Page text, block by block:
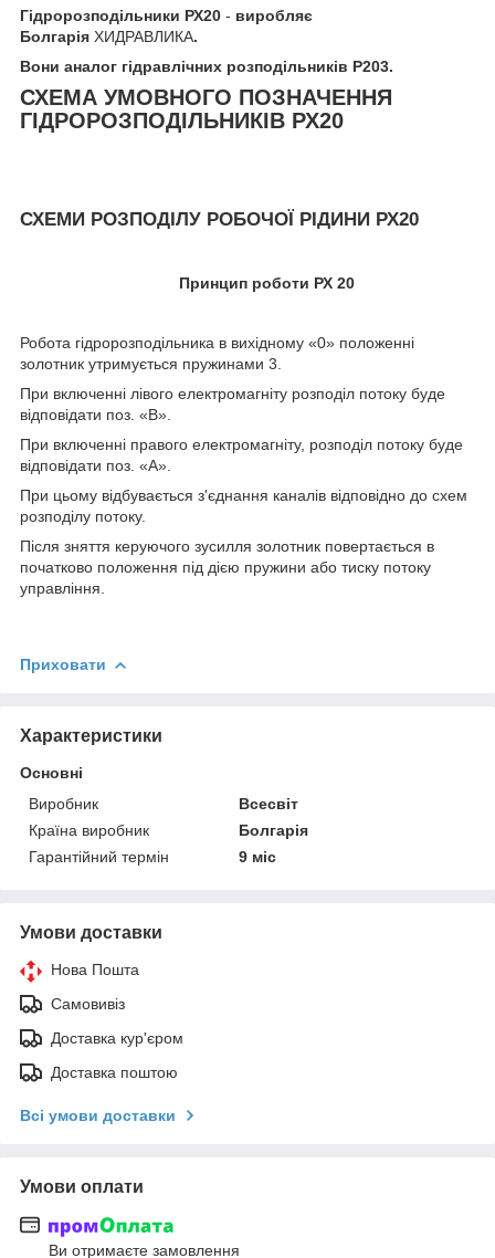
Гідророзподільники РХ20 - виробляє
Болгарія ХИДРАВЛИКА.
Вони аналог гідравлічних розподільників Р203.
СХЕМА УМОВНОГО ПОЗНАЧЕННЯ
ГІДРОРОЗПОДІЛЬНИКІВ РХ20
СХЕМИ РОЗПОДІЛУ РОБОЧОЇ РІДИНИ РХ20
Принцип роботи РХ 20
Робота гідророзподільника в вихідному «0» положенні
золотник утримується пружинами 3.
При включенні лівого електромагніту розподіл потоку буде
відповідати поз. «В».
При включенні правого електромагніту, розподіл потоку буде
відповідати поз. «А».
При цьому відбувається з'єднання каналів відповідно до схем
розподілу потоку.
Після зняття керуючого зусилля золотник повертається в
початково положення під дією пружини або тиску потоку
управління.
Приховати
Характеристики
Основні
Виробник
Всесвіт
Країна виробник
Болгарія
Гарантійний термін
9 міс
Умови доставки
Нова Пошта
Самовивіз
Доставка кур'єром
Доставка поштою
Всі умови доставки
Умови оплати
Ви отримаєте замовлення